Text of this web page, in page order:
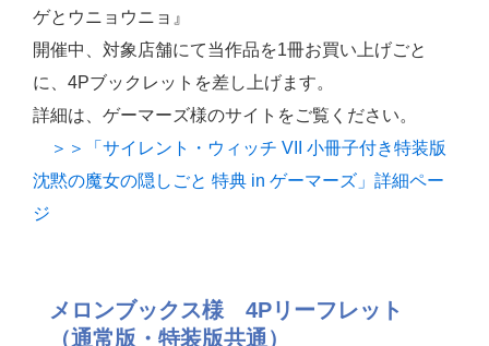
ゲとウニョウニョ』
開催中、対象店舗にて当作品を1冊お買い上げごと
に、4Pブックレットを差し上げます。
詳細は、ゲーマーズ様のサイトをご覧ください。
＞＞「サイレント・ウィッチ VII 小冊子付き特装版
沈黙の魔女の隠しごと 特典 in ゲーマーズ」詳細ペー
ジ
メロンブックス様 4Pリーフレット
（通常版・特装版共通）